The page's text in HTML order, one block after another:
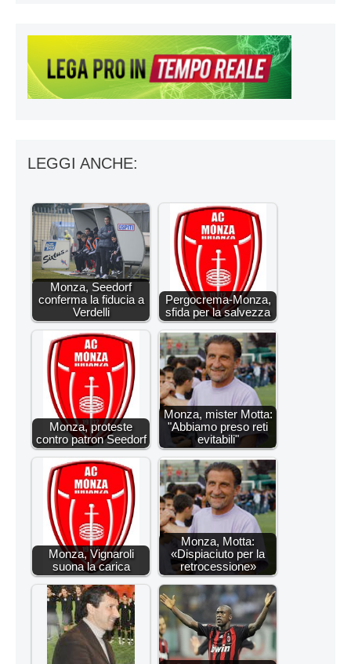
LEGGI ANCHE:
Monza, Seedorf
conferma la fiducia a
Verdelli
Pergocrema-Monza,
sfida per la salvezza
Monza, proteste
contro patron Seedorf
Monza, mister Motta:
"Abbiamo preso reti
evitabili"
Monza, Vignaroli
suona la carica
Monza, Motta:
«Dispiaciuto per la
retrocessione»